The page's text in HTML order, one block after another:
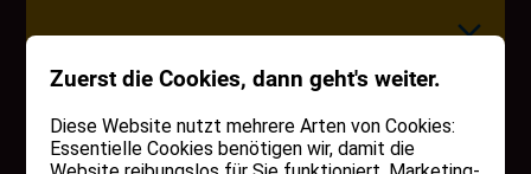
Zuerst die Cookies, dann geht's weiter.
Diese Website nutzt mehrere Arten von Cookies:
Essentielle Cookies benötigen wir, damit die